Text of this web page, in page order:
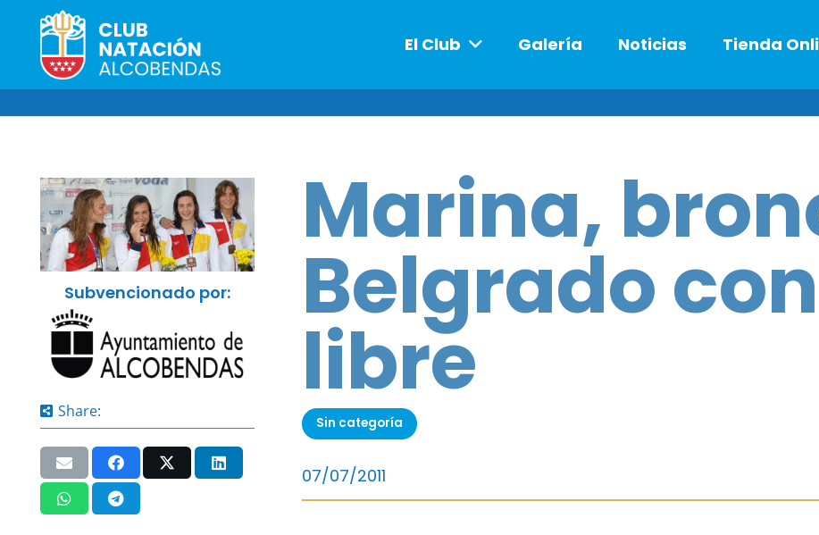
El Club Galería Noticias Tienda
Subvencionado por:
Share:
Marina,
Belgrado
libre
Sin categoría
07/07/2011